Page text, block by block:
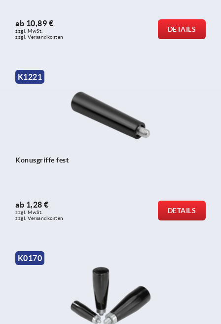
ab 10,89 €
zzgl. MwSt.
zzgl. Versandkosten
DETAILS
K1221
Konusgriffe fest
ab 1,28 €
zzgl. MwSt.
zzgl. Versandkosten
DETAILS
K0170